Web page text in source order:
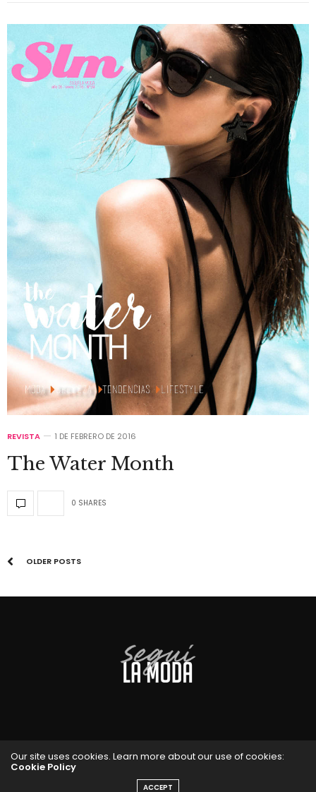
REVISTA 1 DE FEBRERO DE 2016
The Water Month
0 SHARES
OLDER POSTS
Our site uses cookies. Learn more about our use of cookies:
Cookie Policy
ACCEPT